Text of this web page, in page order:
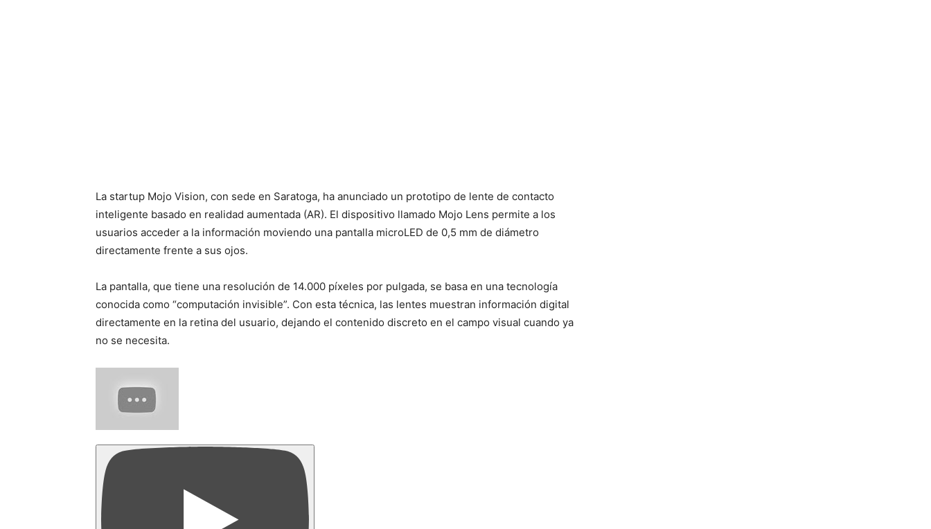
La startup Mojo Vision, con sede en Saratoga, ha anunciado un prototipo de lente de contacto
inteligente basado en realidad aumentada (AR). El dispositivo llamado Mojo Lens permite a los
usuarios acceder a la información moviendo una pantalla microLED de 0,5 mm de diámetro
directamente frente a sus ojos.
La pantalla, que tiene una resolución de 14.000 píxeles por pulgada, se basa en una tecnología
conocida como “computación invisible”. Con esta técnica, las lentes muestran información digital
directamente en la retina del usuario, dejando el contenido discreto en el campo visual cuando ya
no se necesita.